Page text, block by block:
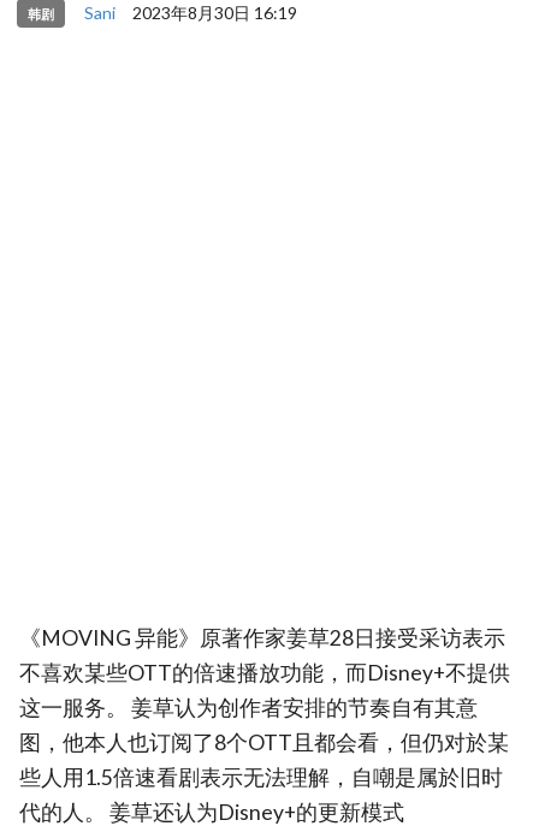
韩剧 Sani 2023年8月30日 16:19
《MOVING 异能》原著作家姜草28日接受采访表示
不喜欢某些OTT的倍速播放功能，而Disney+不提供
这一服务。 姜草认为创作者安排的节奏自有其意
图，他本人也订阅了8个OTT且都会看，但仍对於某
些人用1.5倍速看剧表示无法理解，自嘲是属於旧时
代的人。 姜草还认为Disney+的更新模式